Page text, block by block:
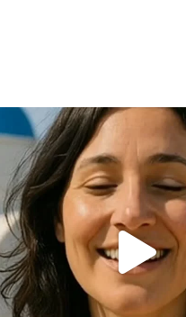
carpediem.travel.guide
25. Juni